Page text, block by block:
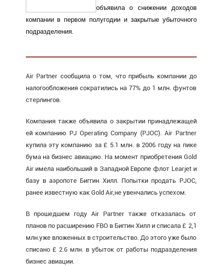
объявила о снижении доходов
компании в первом полугодии и закрытые убыточного
подразделения.
Air Partner сообщила о том, что прибыль компании до
налогообложения сократились на 77% до 1 млн. фунтов
стерлингов.
Компания также объявила о закрытии принадлежащей
ей компанию PJ Operating Company (PJOC). Air Partner
купила эту компанию за £ 5.1 млн. в 2006 году на пике
бума на бизнес авиацию. На момент приобретения Gold
Air имела наибольший в Западной Европе флот Learjet и
базу в аэропоте Биггин Хилл. Попытки продать PJOC,
ранее известную как Gold Air,не увенчались успехом.
В прошедшем году Air Partner также отказалась от
планов по расширению FBO в Биггин Хилл и списала £ 2,1
млн.уже вложенных в строительство. До этого уже было
списано £ 2.6 млн. в убыток от работы подразделения
бизнес авиации.